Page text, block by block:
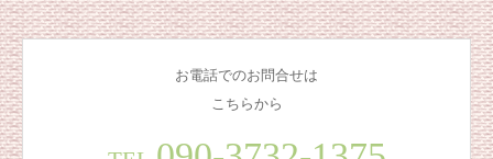
お電話でのお問合せは
こちらから